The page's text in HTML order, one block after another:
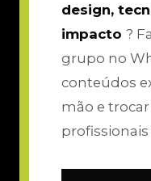
design,
impacto ?
grupo no
conteúdos
mão e
profissionais